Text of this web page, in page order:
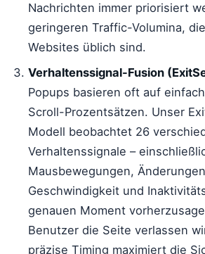
Nachrichten immer priorisiert
geringeren Traffic-Volumina,
Websites üblich sind.
Verhaltenssignal-Fusion
Popups basieren oft auf
Scroll-Prozentsätzen. Unser
Modell beobachtet 26
Verhaltenssignale –
Mausbewegungen,
Geschwindigkeit und
genauen Moment
Benutzer die Seite verlassen
präzise Timing maximiert die